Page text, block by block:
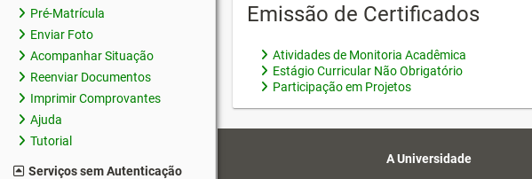
Pré-Matrícula
Enviar Foto
Acompanhar Situação
Reenviar Documentos
Imprimir Comprovantes
Ajuda
Tutorial
Serviços sem Autenticação
Emissão de Certificados
Atividades de Monitoria Acadêmica
Estágio Curricular Não Obrigatório
Participação em Projetos
A Universidade